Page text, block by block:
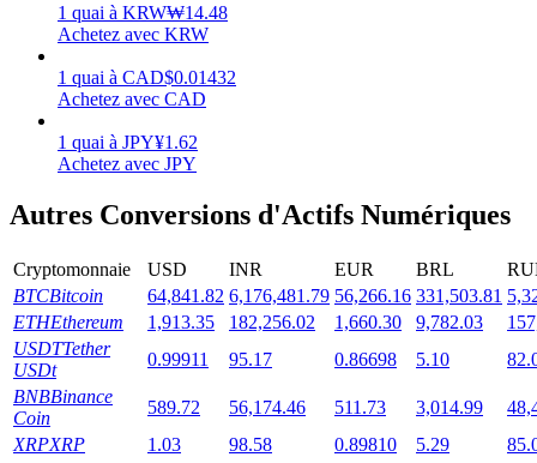
Des rendements élevés et un accès instantané
Launchpool
1 quai à KRW₩14.48
Achetez avec KRW
1 quai à CAD$0.01432
Achetez avec CAD
1 quai à JPY¥1.62
Achetez avec JPY
Autres Conversions d'Actifs Numériques
Cryptomonnaie USD INR EUR BRL
BTCBitcoin 64,841.82 6,176,481.79 56,266.16 331,503.81
ETHEthereum 1,913.35 182,256.02 1,660.30 9,782.03
USDTTether
USDt
0.99911 95.17 0.86698 5.10
BNBBinance
Coin
589.72 56,174.46 511.73 3,014.99
XRPXRP 1.03 98.58 0.89810 5.29